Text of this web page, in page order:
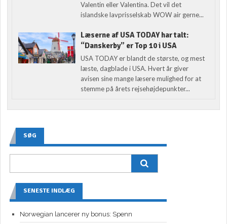
Valentin eller Valentina. Det vil det
islandske lavprisselskab WOW air gerne...
Læserne af USA TODAY har talt:
“Danskerby” er Top 10 i USA
USA TODAY er blandt de største, og mest
læste, dagblade i USA. Hvert år giver
avisen sine mange læsere mulighed for at
stemme på årets rejsehøjdepunkter...
SØG
SENESTE INDLÆG
Norwegian lancerer ny bonus: Spenn